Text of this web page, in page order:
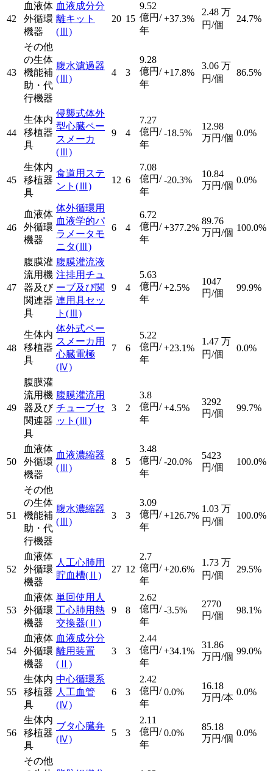
42
血液体
外循環
機器
血液成分分
離キット
(Ⅲ)
20 15
9.52
億円/
年
+37.3%
2.48 万
円/個
24.7%
43
その他
の生体
機能補
助・代
行機器
腹水濾過器
(Ⅲ)
4 3
9.28
億円/
年
+17.8%
3.06 万
円/個
86.5%
44
生体内
移植器
具
侵襲式体外
型心臓ペー
スメーカ
(Ⅲ)
9 4
7.27
億円/
年
-18.5%
12.98
万円/個 0.0%
45
生体内
移植器
具
食道用ステ
ント (Ⅲ)
12 6
7.08
億円/
年
-20.3%
10.84
万円/個
0.0%
46
血液体
外循環
機器
体外循環用
血液学的パ
ラメータモ
ニタ(Ⅲ)
6 4
6.72
億円/
年
+377.2%
89.76
万円/個 100.0%
47
腹膜灌
流用機
器及び
関連器
具
腹膜灌流液
注排用チュ
ーブ及び関
連用具セッ
ト (Ⅲ)
9 4
5.63
億円/
年
+2.5%
1047
円/個
99.9%
48
生体内
移植器
具
体外式ペー
スメーカ用
心臓電極
(Ⅳ)
7 6
5.22
億円/
年
+23.1%
1.47 万
円/個
0.0%
49
腹膜灌
流用機
器及び
関連器
具
腹膜灌流用
チューブセ
ット (Ⅲ)
3 2
3.8
億円/
年
+4.5%
3292
円/個
99.7%
50
血液体
外循環
機器
血液濃縮器
(Ⅲ)
8 5
3.48
億円/
年
-20.0%
5423
円/個
100.0%
51
その他
の生体
機能補
助・代
行機器
腹水濃縮器
(Ⅲ)
3 3
3.09
億円/
年
+126.7%
1.03 万
円/個
100.0%
52
血液体
外循環
機器
人工心肺用
貯血槽(Ⅱ)
27 12
2.7
億円/
年
+20.6%
1.73 万
円/個
29.5%
53
血液体
外循環
機器
単回使用人
工心肺用熱
交換器(Ⅱ)
9 8
2.62
億円/
年
-3.5%
2770
円/個
98.1%
54
血液体
外循環
機器
血液成分分
離用装置
(Ⅱ)
3 3
2.44
億円/
年
+34.1%
31.86
万円/個
99.0%
55
生体内
移植器
具
中心循環系
人工血管
(Ⅳ)
6 3
2.42
億円/
年
0.0%
16.18
万円/本
0.0%
56
生体内
移植器
具
ブタ心臓弁
(Ⅳ)
5 3
2.11
億円/
年
0.0%
85.18
万円/個
0.0%
その他